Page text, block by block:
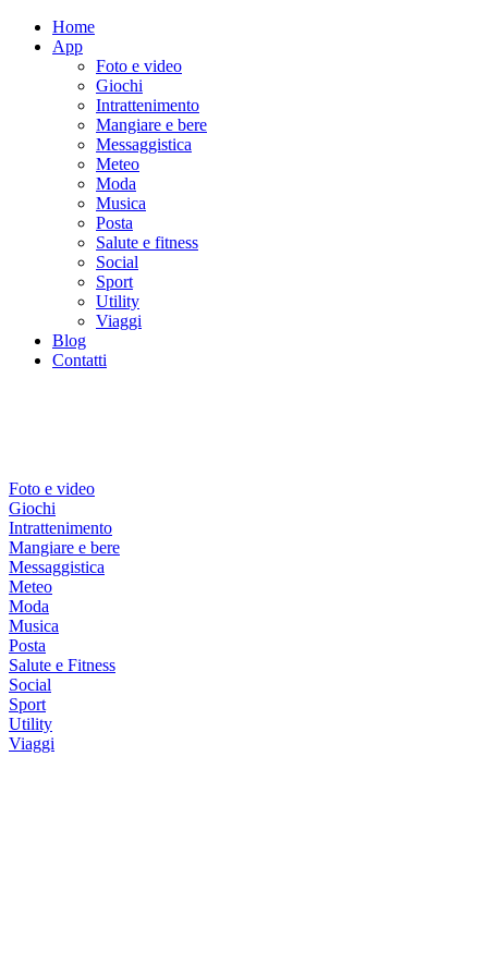
Home
App
Foto e video
Giochi
Intrattenimento
Mangiare e bere
Messaggistica
Meteo
Moda
Musica
Posta
Salute e fitness
Social
Sport
Utility
Viaggi
Blog
Contatti
Foto e video
Giochi
Intrattenimento
Mangiare e bere
Messaggistica
Meteo
Moda
Musica
Posta
Salute e Fitness
Social
Sport
Utility
Viaggi